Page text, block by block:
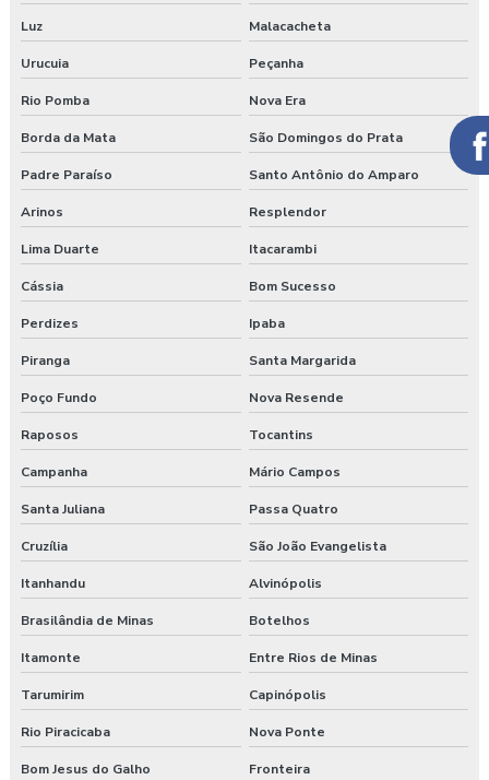
Luz Malacacheta
Urucuia Peçanha
Rio Pomba Nova Era
Borda da Mata São Domingos do Prata
Padre Paraíso Santo Antônio do Amparo
Arinos Resplendor
Lima Duarte Itacarambi
Cássia Bom Sucesso
Perdizes Ipaba
Piranga Santa Margarida
Poço Fundo Nova Resende
Raposos Tocantins
Campanha Mário Campos
Santa Juliana Passa Quatro
Cruzília São João Evangelista
Itanhandu Alvinópolis
Brasilândia de Minas Botelhos
Itamonte Entre Rios de Minas
Tarumirim Capinópolis
Rio Piracicaba Nova Ponte
Bom Jesus do Galho Fronteira